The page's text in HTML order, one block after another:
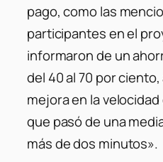
pago, como las
participantes en el
informaron de un
del 40 al 70 por
mejora en la
que pasó de una
más de dos minutos».